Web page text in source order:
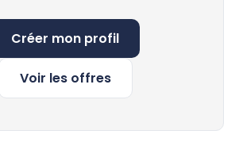
Créer mon profil
Voir les offres